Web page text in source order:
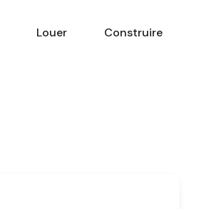
Louer Construire